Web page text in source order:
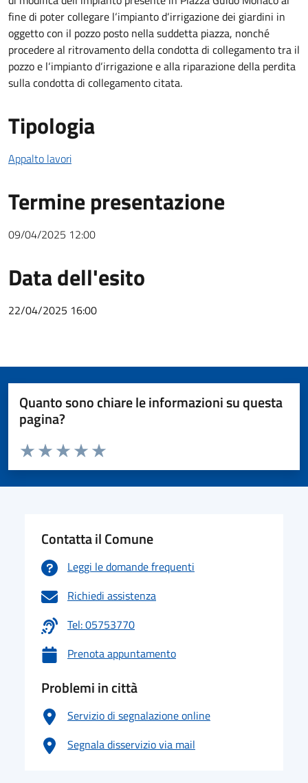
fine di poter collegare l‘impianto d‘irrigazione dei giardini in
oggetto con il pozzo posto nella suddetta piazza, nonché
procedere al ritrovamento della condotta di collegamento tra il
pozzo e l‘impianto d‘irrigazione e alla riparazione della perdita
sulla condotta di collegamento citata.
Tipologia
Appalto lavori
Termine presentazione
09/04/2025 12:00
Data dell'esito
22/04/2025 16:00
Quanto sono chiare le informazioni su questa
pagina?
Valuta da 1 a 5 stelle la pagina
Valuta 5 stelle su 5
Valuta 4 stelle su 5
Valuta 3 stelle su 5
Valuta 2 stelle su 5
Valuta 1 stelle su 5
Contatta il Comune
Leggi le domande frequenti
Richiedi assistenza
Tel: 05753770
Prenota appuntamento
Problemi in città
Servizio di segnalazione online
Segnala disservizio via mail